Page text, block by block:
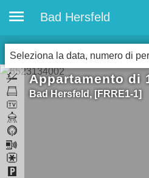
Bad Hersfeld
ospiti
Seleziona la data, numero di
Chiudere
1 Alloggi
Appartamento di
Bad Hersfeld FRRE1-1